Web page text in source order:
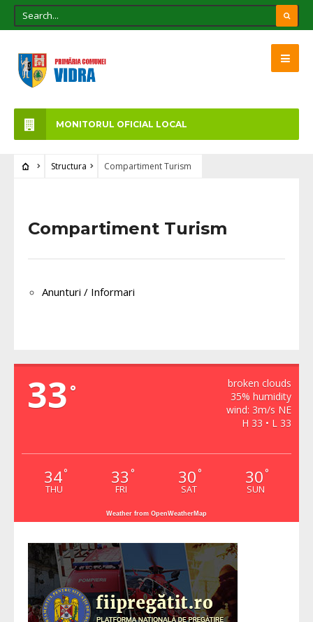
MONITORUL OFICIAL LOCAL
Structura Compartiment Turism
Compartiment Turism
Anunturi / Informari
33 °
broken clouds
35% humidity
wind: 3m/s NE
H 33 • L 33
34°
THU
33 °
FRI
30 °
SAT
30 °
SUN
Weather from OpenWeatherMap